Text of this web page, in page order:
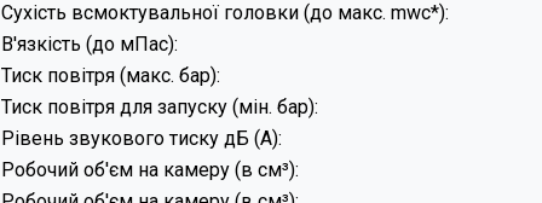
Сухість всмоктувальної головки (до макс. mwc*):
В'язкість (до мПас):
Тиск повітря (макс. бар):
Тиск повітря для запуску (мін. бар):
Рівень звукового тиску дБ (А):
Робочий об'єм на камеру (в см³):